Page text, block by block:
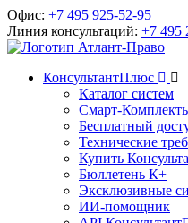
Офис: +7 495 925-52-95
Линия консультаций: +7 495
КонсультантПлюс
Каталог систем
Смарт-
Бесплатный
Технические
Купить
Бюллетень К+
Эксклюзивные
ИИ-помощник